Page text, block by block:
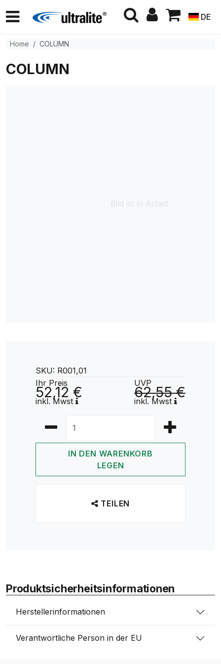
DE
Home COLUMN
COLUMN
Bild ist in Arbeit
SKU: R001,01
Ihr Preis
52,12 €
inkl. Mwst
UVP
62,55 €
inkl. Mwst
IN DEN WARENKORB
LEGEN
TEILEN
Produktsicherheitsinformationen
Herstellerinformationen
Verantwortliche Person in der EU